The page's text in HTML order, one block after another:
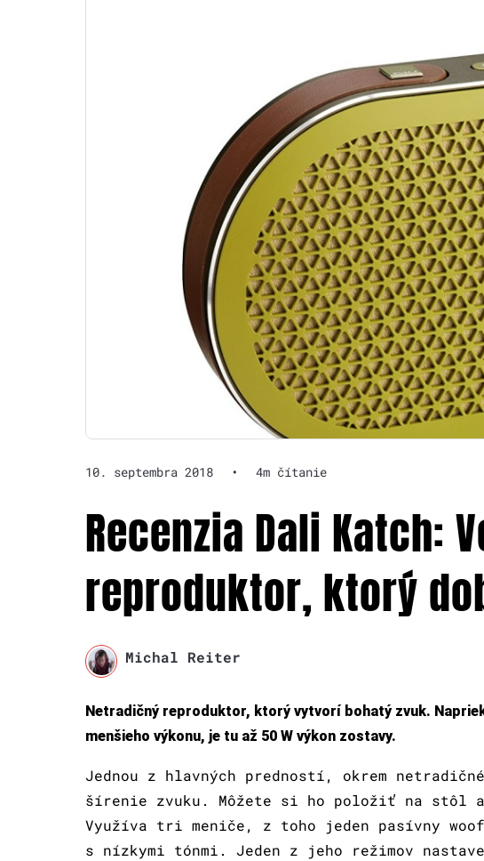
10. septembra 2018 • 4m čítanie
Recenzia Dali Katch:
reproduktor, ktorý
Michal Reiter
Netradičný reproduktor, ktorý vytvorí bohatý zvuk.
menšieho výkonu, je tu až 50 W výkon zostavy.
Jednou z hlavných predností, okrem
šírenie zvuku. Môžete si ho položiť na stôl
Využíva tri meniče, z toho jeden pasívny
s nízkymi tónmi. Jeden z jeho režimov